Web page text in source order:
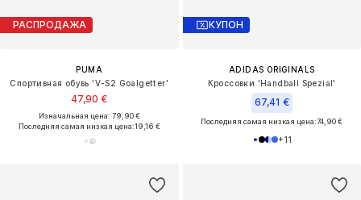
РАСПРОДАЖА
PUMA
Спортивная обувь 'V-S2 Goalgetter'
47,90 €
Изначальная цена: 79,90 €
Последняя самая низкая цена:19,16 €
КУПОН
ADIDAS ORIGINALS
Кроссовки 'Handball Spezial'
67,41 €
Последняя самая низкая цена:74,90 €
+11